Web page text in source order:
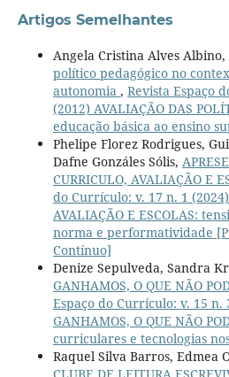
Artigos Semelhantes
Angela Cristina Alves Albino,
político pedagógico no
autonomia , Revista Espaço
(2012) AVALIAÇÃO DAS
educação básica ao ensino
Phelipe Florez Rodrigues,
Dafne Gonzáles Sólis,
CURRICULO, AVALIAÇÃO E
do Currículo: v. 17 n. 1
AVALIAÇÃO E ESCOLAS:
norma e performatividade
Contínuo]
Denize Sepulveda, Sandra
GANHAMOS, O QUE NÃO
Espaço do Currículo: v. 15 n.
GANHAMOS, O QUE NÃO
curriculares e tecnologias
Raquel Silva Barros, Edmea